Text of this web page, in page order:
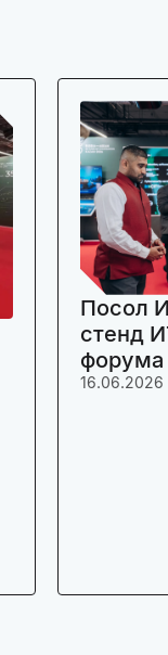
Посол
стенд
16.06.2026